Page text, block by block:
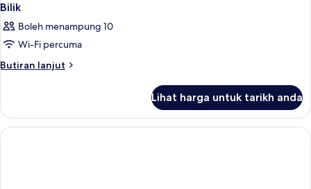
Bilik
Boleh menampung 10
Wi-Fi percuma
Butiran lanjut
Butiran
Lihat harga untuk tarikh anda